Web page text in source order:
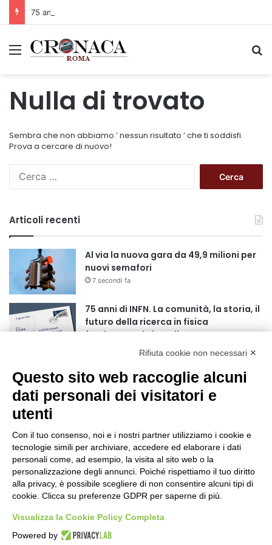
Menu
Nulla di trovato
Sembra che non abbiamo ’ nessun risultato ’ che ti soddisfi.
Prova a cercare di nuovo!
c
p
Articoli recenti
Al via la nuova gara da 49,9 milioni per
nuovi semafori
7 secondi fa
75 anni di INFN. La comunità, la storia, il
futuro della ricerca in fisica
fondamentale in Italia
oro iridato è azzurro
19 ore fa
fino al 25 settembre
24 ore fa
Torna il Moscerine Film Festival Summer
Camp
1 giorno fa
“Anomalie”, dal 30 agosto la XX
edizione
Rifiuta cookie non necessari ✕
Questo sito web raccoglie alcuni
dati personali dei visitatori e
utenti
Con il tuo consenso, noi e i nostri partner utilizziamo i cookie e
tecnologie simili per archiviare, accedere ed elaborare i dati
personali come, ad esempio, la visita al sito web o la
personalizzazione degli annunci. Poiché rispettiamo il tuo diritto
alla privacy, è possibile scegliere di non consentire alcuni tipi di
cookie. Clicca su preferenze GDPR per saperne di più.
Visualizza la Cookie Policy Completa
Powered by